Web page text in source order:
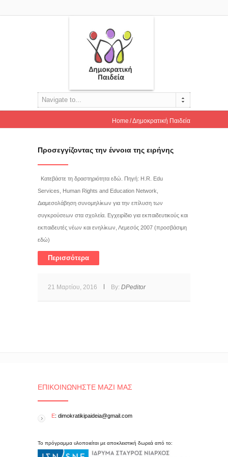
Navigate to...
Home Δημοκρατική Παιδεία
Προσεγγίζοντας την έννοια της ειρήνης
Κατεβάστε τη δραστηριότητα εδώ. Πηγή: H.R. Edu
Services, Human Rights and Education Network,
Διαμεσολάβηση συνομηλίκων για την επίλυση των
συγκρούσεων στα σχολεία. Εγχειρίδιο για εκπαιδευτικούς και
εκπαιδευτές νέων και ενηλίκων, Λεμεσός 2007 (προσβάσιμη
εδώ)
Περισσότερα
21 Μαρτίου, 2016 By: DPeditor
ΕΠΙΚΟΙΝΩΝΉΣΤΕ ΜΑΖΊ ΜΑΣ
E: dimokratikipaideia@gmail.com
Το πρόγραμμα υλοποιείται με αποκλειστική δωρεά από το: